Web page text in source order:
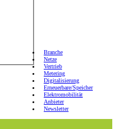
Branche
Netze
Vertrieb
Metering
Digitalisierung
Erneuerbare/Speicher
Elektromobilität
Anbieter
Newsletter